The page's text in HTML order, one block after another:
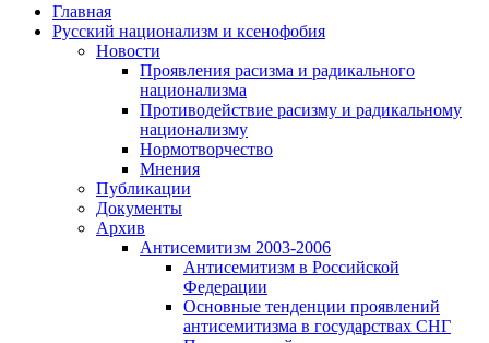
Главная
Русский национализм и ксенофобия
Новости
Проявления расизма и радикального
национализма
Противодействие расизму и радикальному
национализму
Нормотворчество
Мнения
Публикации
Документы
Архив
Антисемитизм 2003-2006
Антисемитизм в Российской
Федерации
Основные тенденции проявлений
антисемитизма в государствах СНГ